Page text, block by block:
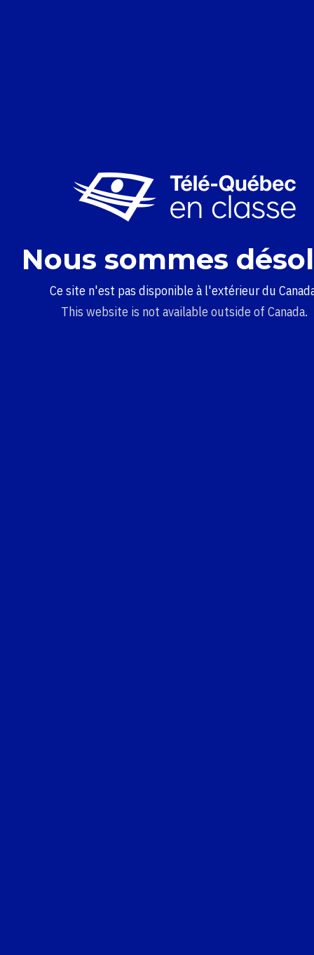
Nous sommes
Ce site n'est pas disponible à l'extérieur du
This website is not available outside of Canada.